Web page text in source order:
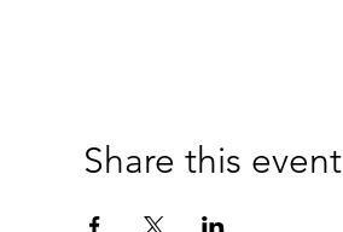
Share this event